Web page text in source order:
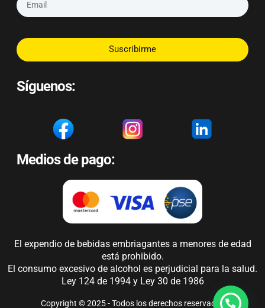
Suscribirme
Síguenos:
Medios de pago:
El expendio de bebidas embriagantes a menores de edad
está prohibido.
El consumo excesivo de alcohol es perjudicial para la salud.
Ley 124 de 1994 y Ley 30 de 1986
Copyright © 2025 - Todos los derechos reservados